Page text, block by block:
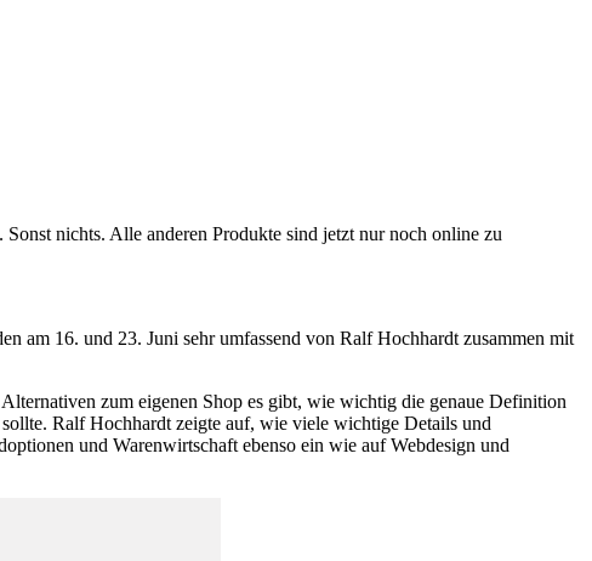
nichts. Alle anderen Produkte sind jetzt nur noch online zu
am 16. und 23. Juni sehr umfassend von Ralf Hochhardt zusammen mit
zum eigenen Shop es gibt, wie wichtig die genaue Definition
Ralf Hochhardt zeigte auf, wie viele wichtige Details und
und Warenwirtschaft ebenso ein wie auf Webdesign und